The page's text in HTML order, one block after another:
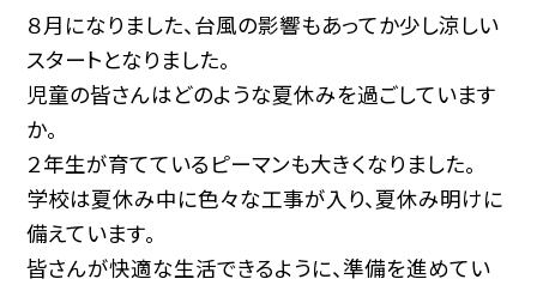
８月になりました、台風の影響もあってか少し涼しい
スタートとなりました。
児童の皆さんはどのような夏休みを過ごしています
か。
２年生が育てているピーマンも大きくなりました。
学校は夏休み中に色々な工事が入り、夏休み明けに
備えています。
皆さんが快適な生活できるように、準備を進めてい